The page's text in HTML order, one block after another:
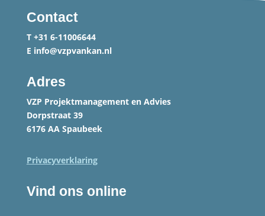
Contact
T +31 6-11006644
E info@vzpvankan.nl
Adres
VZP Projektmanagement en Advies
Dorpstraat 39
6176 AA Spaubeek
Privacyverklaring
Vind ons online